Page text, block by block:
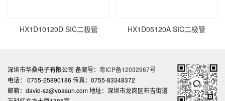
HX1D10120D SIC二极管 HX1D05120A SIC二极管
深圳市华桑电子有限公司 备案号： 粤ICP备12032967号
电话： 0755-25890186 传真：0755-83348372
邮箱：david-sz@voasun.com 地址：深圳市龙岗区布吉街道